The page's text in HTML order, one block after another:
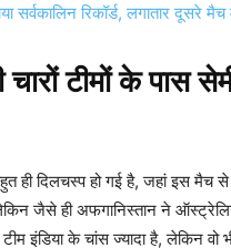
रिकॉर्ड, लगातार दूसरे मैच
टीमों के पास
दिलचस्प हो गई है, जहां इस मैच
जैसे ही अफगानिस्तान ने
इंडिया के चांस ज्यादा है, लेकिन